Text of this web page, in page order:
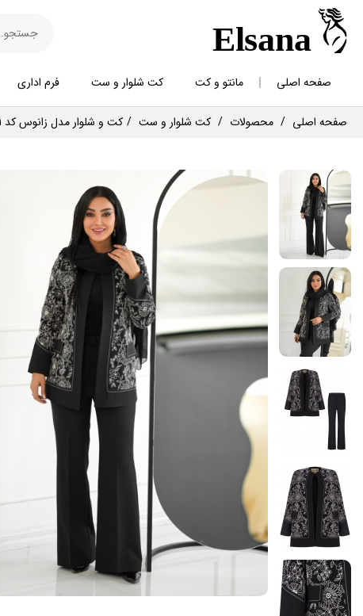
صفحه اصلی مانتو و کت کت شلوار و ست فرم اداری
صفحه اصلی محصولات کت شلوار و ست کت و شلوار مدل زانوس کد 2211